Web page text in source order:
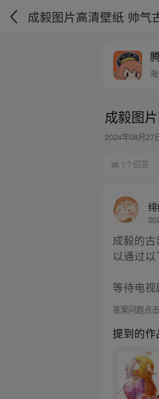
成毅图片高清壁纸 帅气
成毅图
2024年08月27
1个回答
成毅的
以通过
等待电
答案问题点
提到的作